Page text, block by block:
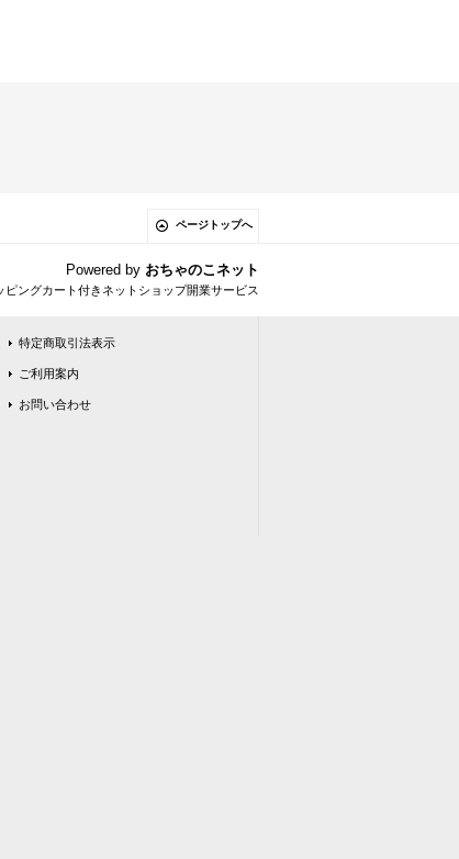
ページトップへ
Powered by おちゃのこネット
ピングカート付きネットショップ開業サービス
特定商取引法表示
ご利用案内
お問い合わせ